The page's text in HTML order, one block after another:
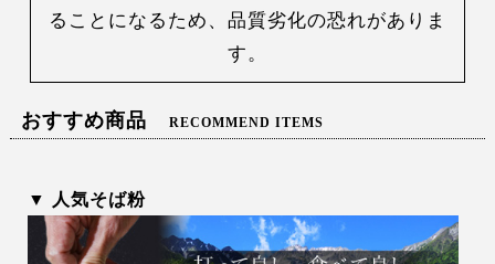
ることになるため、品質劣化の恐れがありま
す。
おすすめ商品 RECOMMEND ITEMS
▼ 人気そば粉